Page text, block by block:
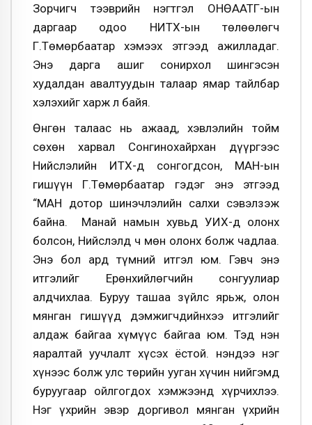
Зорчигч тээврийн нэгтгэл ОНӨААТҮГ-ын
даргаар одоо НИТХ-ын төлөөлөгч
Г.Төмөрбаатар хэмээх этгээд ажилладаг.
Энэ дарга ашиг сонирхол шингэсэн
худалдан авалтуудын талаар ямар тайлбар
хэлэхийг харж л байя.
Өнгөн талаас нь ажаад, хэвлэлийн тойм
сөхөн харвал Сонгинохайрхан дүүргээс
Нийслэлийн ИТХ-д сонгогдсон, МАН-ын
гишүүн Г.Төмөрбаатар гэдэг энэ этгээд
“МАН дотор шинэчлэлийн салхи сэвэлзэж
байна. Манай намын хувьд УИХ-д олонх
болсон, Нийслэлд ч мөн олонх болж чадлаа.
Энэ бол ард түмний итгэл юм. Гэвч энэ
итгэлийг Ерөнхийлөгчийн сонгуулиар
алдчихлаа. Буруу ташаа зүйлс ярьж, олон
мянган гишүүд дэмжигчдийнхээ итгэлийг
алдаж байгаа хүмүүс байгаа юм. Тэд нэн
яаралтай уучлалт хүсэх ёстой. Үнэндээ нэг
хүнээс болж улс төрийн ууган хүчин нийгэмд
буруугаар ойлгогдох хэмжээнд хүрчихлээ.
Нэг үхрийн эвэр доргивол мянган үхрийн